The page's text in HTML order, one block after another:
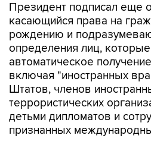
Президент подписал еще
касающийся права на
рождению и
определения лиц,
автоматическое
включая "иностранных
Штатов, членов
террористических
детьми дипломатов и
признанных